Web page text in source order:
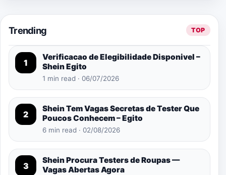
Trending TOP
1
Verificacao de Elegibilidade Disponivel –
Shein Egito
1 min read · 06/07/2026
2
Shein Tem Vagas Secretas de Tester Que
Poucos Conhecem – Egito
6 min read · 02/08/2026
3
Shein Procura Testers de Roupas —
Vagas Abertas Agora